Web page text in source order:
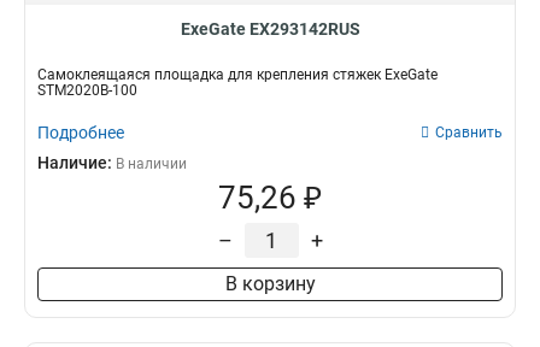
ExeGate EX293142RUS
Самоклеящаяся площадка для крепления стяжек ExeGate
STM2020B-100
Подробнее Сравнить
Наличие: В наличии
75,26 ₽
– +
В корзину